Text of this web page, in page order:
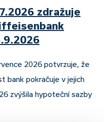
zdražuje
2026 potvrzuje, že
bank pokračuje v jejich
zvýšila hypoteční sazby